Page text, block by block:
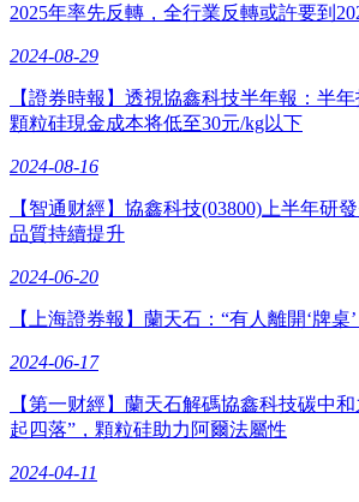
2025年率先反轉，全行業反轉或許要到
2024-08-29
【證券時報】透視協鑫科技半年報：半
顆粒硅現金成本将低至30元/kg以下
2024-08-16
【智通财經】協鑫科技(03800)上半年研
品質持續提升
2024-06-20
【上海證券報】蘭天石：“有人離開‘牌桌
2024-06-17
【第一财經】蘭天石解碼協鑫科技碳中
起四落”，顆粒硅助力阿爾法屬性
2024-04-11